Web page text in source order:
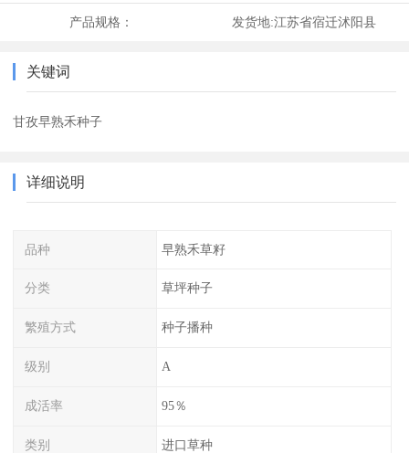
产品规格： 发货地:江苏省宿迁沭阳县
关键词
甘孜早熟禾种子
详细说明
品种 早熟禾草籽
分类 草坪种子
繁殖方式 种子播种
级别 A
成活率 95％
类别 进口草种